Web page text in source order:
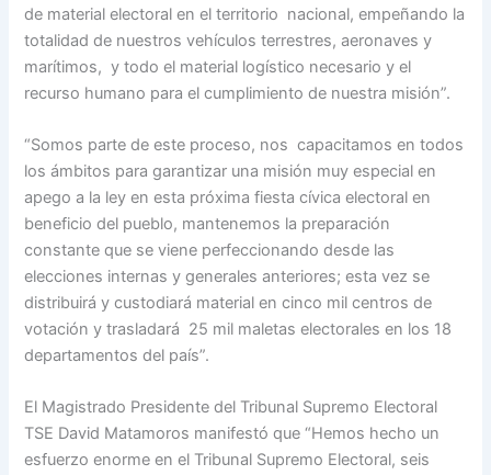
de material electoral en el territorio nacional, empeñando la
totalidad de nuestros vehículos terrestres, aeronaves y
marítimos, y todo el material logístico necesario y el
recurso humano para el cumplimiento de nuestra misión”.
“Somos parte de este proceso, nos capacitamos en todos
los ámbitos para garantizar una misión muy especial en
apego a la ley en esta próxima fiesta cívica electoral en
beneficio del pueblo, mantenemos la preparación
constante que se viene perfeccionando desde las
elecciones internas y generales anteriores; esta vez se
distribuirá y custodiará material en cinco mil centros de
votación y trasladará 25 mil maletas electorales en los 18
departamentos del país”.
El Magistrado Presidente del Tribunal Supremo Electoral
TSE David Matamoros manifestó que “Hemos hecho un
esfuerzo enorme en el Tribunal Supremo Electoral, seis